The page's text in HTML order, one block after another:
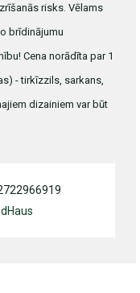
risks. Vēlams
brīdinājumu
Cena norādīta par 1
- tirkīzzils, sarkans,
dizainiem var būt